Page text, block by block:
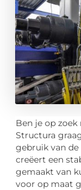
Ben je op
Structura
gebruik van de
creëert een
gemaakt van
voor op maat